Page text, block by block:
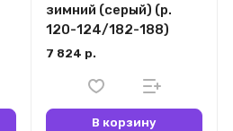
зимний (серый) (р.
120-124/182-188)
7 824 р.
В корзину